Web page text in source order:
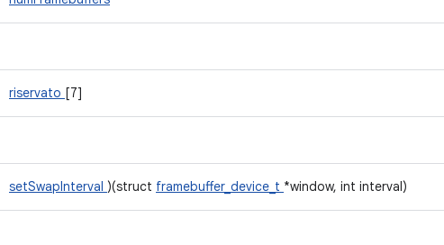
riservato [7]
setSwapInterval )(struct framebuffer_device_t *window, int interval)